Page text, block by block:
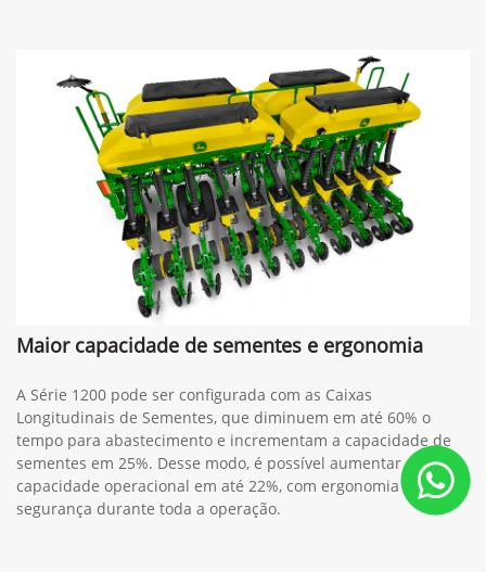
Maior capacidade de sementes e ergonomia
A Série 1200 pode ser configurada com as Caixas
Longitudinais de Sementes, que diminuem em até 60% o
tempo para abastecimento e incrementam a capacidade de
sementes em 25%. Desse modo, é possível aumentar a
capacidade operacional em até 22%, com ergonomia e
segurança durante toda a operação.